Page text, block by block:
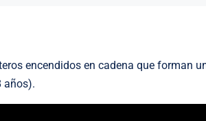
encendidos en cadena que forman
años).